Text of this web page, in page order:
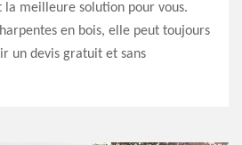
la meilleure solution pour vous.
en bois, elle peut toujours
un devis gratuit et sans